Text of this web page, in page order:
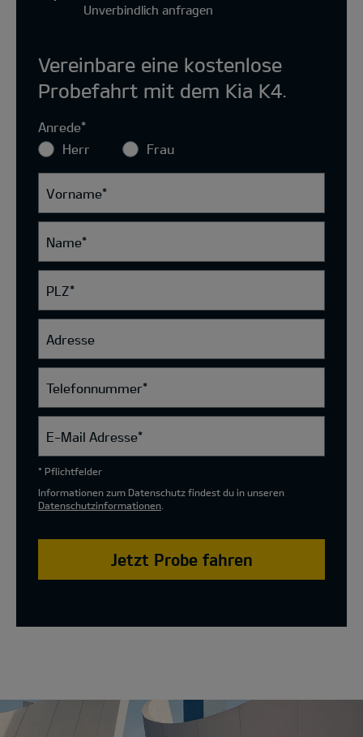
Unverbindlich anfragen
Vereinbare eine kostenlose
Probefahrt mit dem Kia K4.
Anrede*
Herr
Frau
Vorname*
Name*
PLZ*
Adresse
Telefonnummer*
E-Mail Adresse*
* Pflichtfelder
Informationen zum Datenschutz findest du in unseren
Datenschutzinformationen
Jetzt Probe fahren